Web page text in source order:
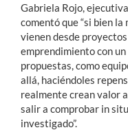
Gabriela Rojo,
comentó que “si bien
vienen desde
emprendimiento con
propuestas, como
allá, haciéndoles
realmente crean valor
salir a comprobar in
investigado”.